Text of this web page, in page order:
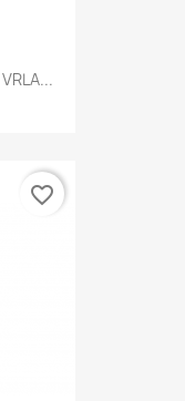
favorite_border